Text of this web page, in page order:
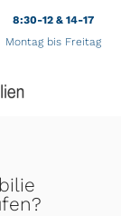
8:30-12 & 14-17
Montag bis Freitag